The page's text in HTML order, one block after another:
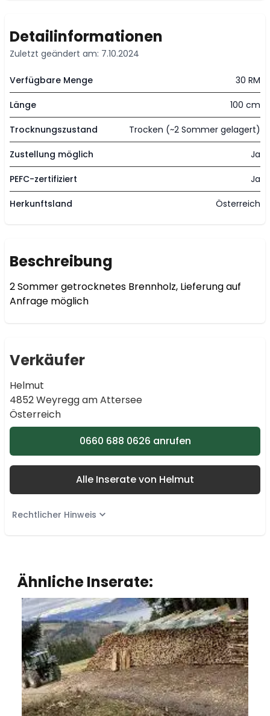
Detailinformationen
Zuletzt geändert am: 7.10.2024
Verfügbare Menge 30 RM
Länge 100 cm
Trocknungszustand Trocken (~2 Sommer gelagert)
Zustellung möglich Ja
PEFC-zertifiziert Ja
Herkunftsland Österreich
Beschreibung
2 Sommer getrocknetes Brennholz, Lieferung auf
Anfrage möglich
Verkäufer
Helmut
4852 Weyregg am Attersee
Österreich
0660 688 0626 anrufen
Alle Inserate von Helmut
Rechtlicher Hinweis
Ähnliche Inserate: